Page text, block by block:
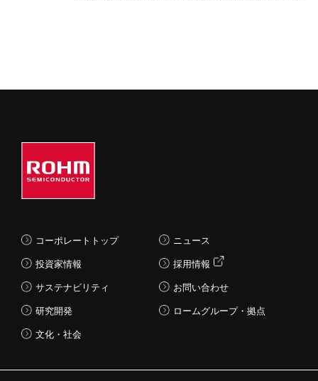
コーポレートトップ
投資家情報
サステナビリティ
研究開発
文化・社会
ニュース
採用情報
お問い合わせ
ロームグループ・拠点